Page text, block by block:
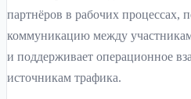
партнёров в рабочих процессах,
коммуникацию между
и поддерживает операционное
источникам трафика.